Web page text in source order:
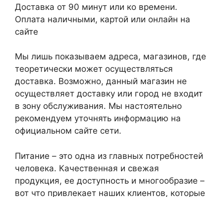
Доставка от 90 минут или ко времени.
Оплата наличными, картой или онлайн на
сайте
Мы лишь показываем адреса, магазинов, где
теоретически может осуществляться
доставка. Возможно, данный магазин не
осуществляет доставку или город не входит
в зону обслуживания. Мы настоятельно
рекомендуем уточнять информацию на
официальном сайте сети.
Питание – это одна из главных потребностей
человека. Качественная и свежая
продукция, ее доступность и многообразие –
вот что привлекает наших клиентов, которые